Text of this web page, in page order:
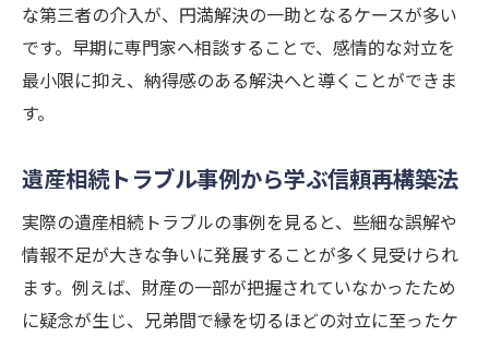
な第三者の介入が、円満解決の一助となるケースが多い
です。早期に専門家へ相談することで、感情的な対立を
最小限に抑え、納得感のある解決へと導くことができま
す。
遺産相続トラブル事例から学ぶ信頼再構築法
実際の遺産相続トラブルの事例を見ると、些細な誤解や
情報不足が大きな争いに発展することが多く見受けられ
ます。例えば、財産の一部が把握されていなかったため
に疑念が生じ、兄弟間で縁を切るほどの対立に至ったケ